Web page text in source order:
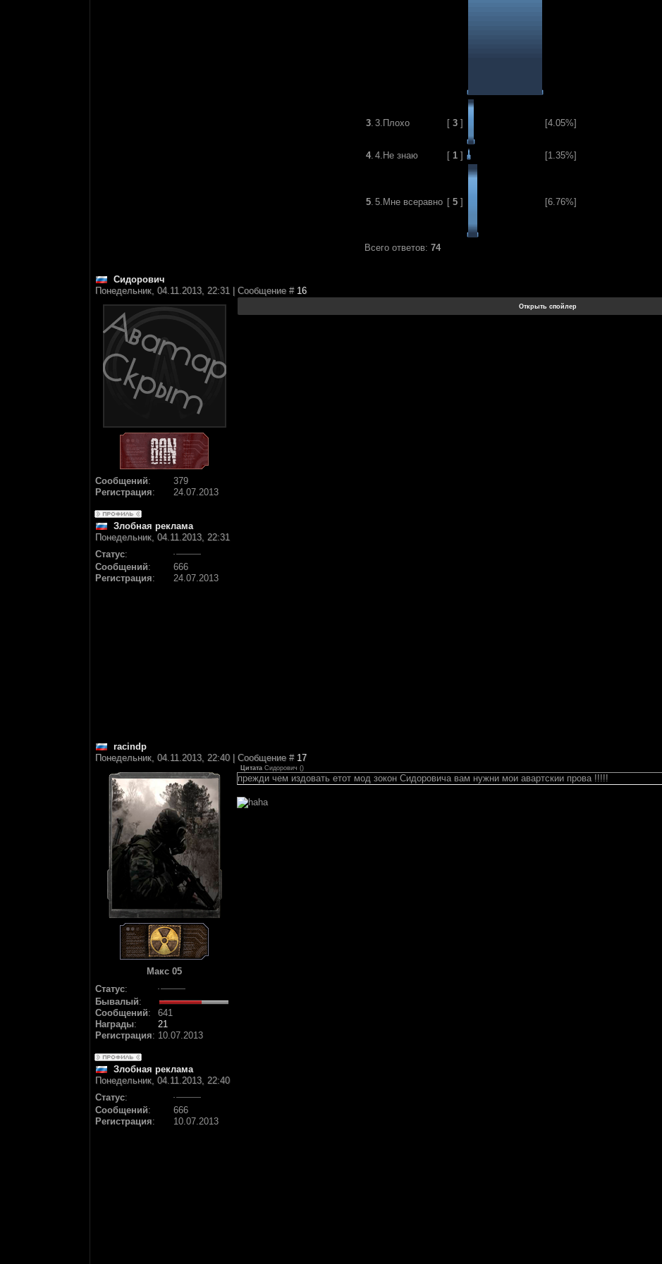
3. 3.Плохо [ 3] [4.05%]
4. 4.Не знаю [ 1] [1.35%]
5. 5.Мне всеравно [ 5] [6.76%]
Всего ответов: 74
Сидорович
Понедельник, 04.11.2013, 22:31 | Сообщение # 16
Сообщений:
379
Регистрация: 24.07.2013
Злобная реклама
Понедельник, 04.11.2013, 22:31
Статус:
Сообщений:
666
Регистрация: 24.07.2013
racindp
Понедельник, 04.11.2013, 22:40 | Сообщение # 17
Макс 05
Статус:
Бывалый:
Сообщений:
641
Награды:
21
Регистрация: 10.07.2013
Цитата Сидорович ()
прежди чем издовать етот мод зокон Сидоровича вам нужни мои авартскии прова !!!!!
Злобная реклама
Понедельник, 04.11.2013, 22:40
Статус:
Сообщений:
666
Регистрация: 10.07.2013